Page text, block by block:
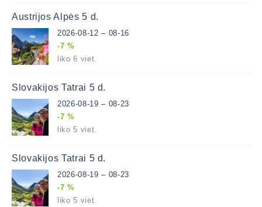
Austrijos Alpės 5 d.
2026-08-12 – 08-16
-7 %
liko 6 viet.
Slovakijos Tatrai 5 d.
2026-08-19 – 08-23
-7 %
liko 5 viet.
Slovakijos Tatrai 5 d.
2026-08-19 – 08-23
-7 %
liko 5 viet.